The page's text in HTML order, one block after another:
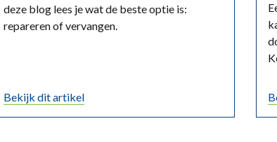
deze blog lees je wat de beste optie is:
repareren of vervangen.
Bekijk dit artikel